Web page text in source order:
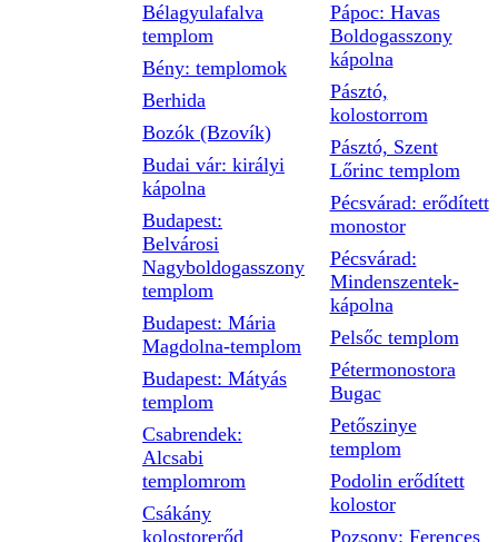
Bélagyulafalva
templom
Bény: templomok
Berhida
Bozók (Bzovík)
Budai vár: királyi
kápolna
Budapest:
Belvárosi
Nagyboldogasszony
templom
Budapest: Mária
Magdolna-templom
Budapest: Mátyás
templom
Csabrendek:
Alcsabi
templomrom
Csákány
kolostorerőd
Pápoc: Havas
Boldogasszony
kápolna
Pásztó,
kolostorrom
Pásztó, Szent
Lőrinc templom
Pécsvárad: erődített
monostor
Pécsvárad:
Mindenszentek-
kápolna
Pelsőc templom
Pétermonostora
Bugac
Petőszinye
templom
Podolin erődített
kolostor
Pozsony: Ferences